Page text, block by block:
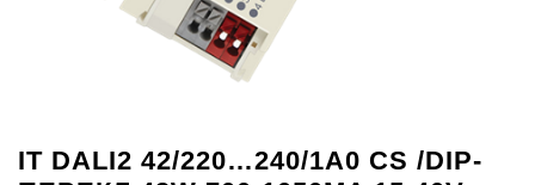
IT DALI2 42/220…240/1A0 CS /DIP-